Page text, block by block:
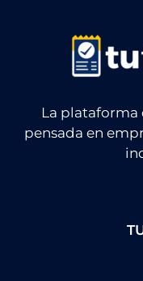
La
pensada en